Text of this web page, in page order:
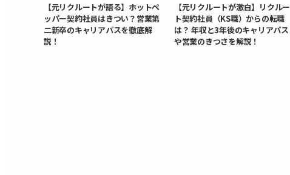
【元リクルートが語る】ホットペ
ッパー契約社員はきつい？営業第
二新卒のキャリアパスを徹底解
説！
【元リクルートが激白】リクルー
ト契約社員（KS職）からの転職
は？ 年収と3年後のキャリアパス
や営業のきつさを解説！